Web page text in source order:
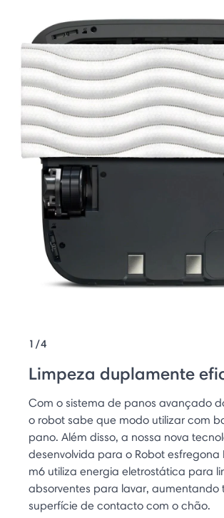
1/4
Limpeza duplamente
Com o sistema de panos avançado
o robot sabe que modo utilizar com
pano. Além disso, a nossa nova
desenvolvida para o Robot esfregona
m6 utiliza energia eletrostática para
absorventes para lavar, aumentando
superfície de contacto com o chão.